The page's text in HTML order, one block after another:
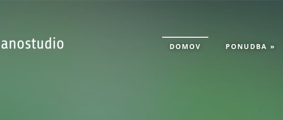
DOMOV PONUDBA »